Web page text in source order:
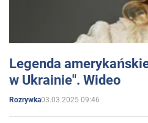
Legenda
w Ukrainie". Wideo
Rozrywka03.03.2025 09:46